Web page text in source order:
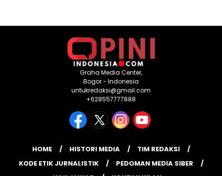
Graha Media Center,
Bogor - Indonesia
untukredaksi@gmail.com
+628557777888
HOME HISTORI MEDIA
TIM REDAKSI
KODE ETIK JURNALISTIK
PEDOMAN MEDIA SIBER